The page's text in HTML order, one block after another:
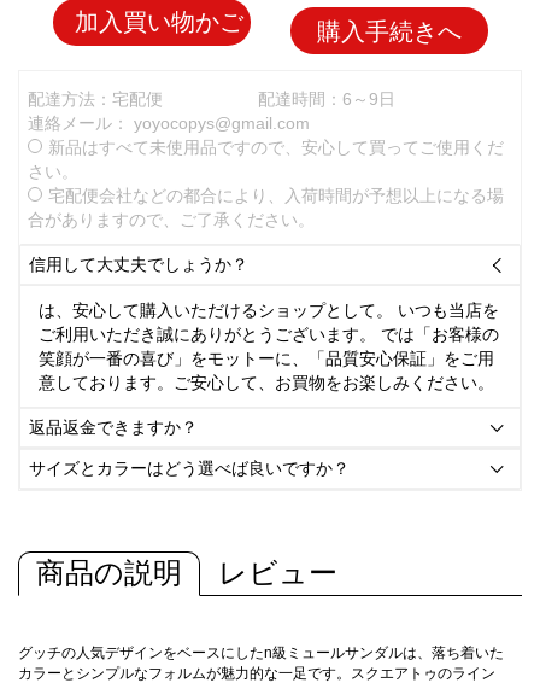
加入買い物かご 購入手続きへ
配達方法：宅配便
配達時間：6～9日
連絡メール： yoyocopys@gmail.com
新品はすべて未使用品ですので、安心して買ってご使用くだ
さい。
宅配便会社などの都合により、入荷時間が予想以上になる場
合がありますので、ご了承ください。
信用して大丈夫でしょうか？ 
は、安心して購入いただけるショップとして。 いつも当店を
ご利用いただき誠にありがとうございます。 では「お客様の
笑顔が一番の喜び」をモットーに、「品質安心保証」をご用
意しております。ご安心して、お買物をお楽しみください。
返品返金できますか？ 
サイズとカラーはどう選べば良いですか？ 
商品の説明 レビュー
グッチの人気デザインをベースにしたn級ミュールサンダルは、落ち着いた
カラーとシンプルなフォルムが魅力的な一足です。スクエアトゥのライン